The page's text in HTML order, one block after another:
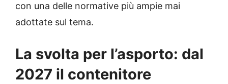
con una delle normative più ampie mai
adottate sul tema.
La svolta per l’asporto: dal
2027 il contenitore